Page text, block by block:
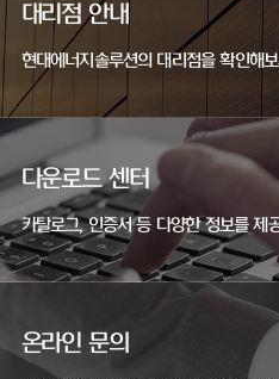
대리점 안내
현대에너지솔루션의 대리점을 확인해
다운로드 센터
카탈로그, 인증서 등 다양한 정보를 제
온라인 문의